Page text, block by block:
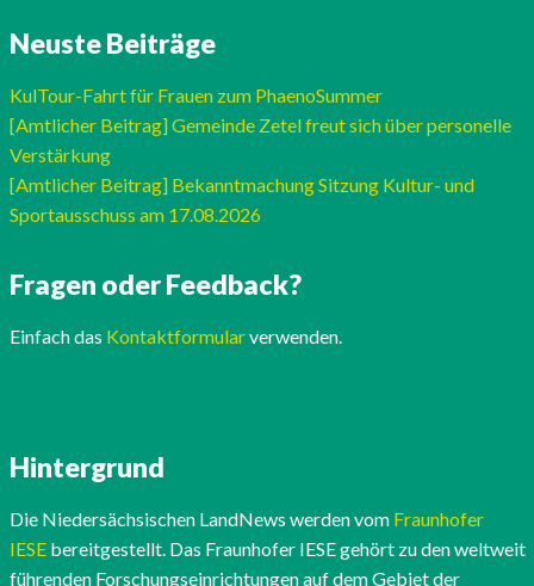
Neuste Beiträge
KulTour-Fahrt für Frauen zum PhaenoSummer
[Amtlicher Beitrag] Gemeinde Zetel freut sich über personelle
Verstärkung
[Amtlicher Beitrag] Bekanntmachung Sitzung Kultur- und
Sportausschuss am 17.08.2026
Fragen oder Feedback?
Einfach das Kontaktformularverwenden.
Hintergrund
Die Niedersächsischen LandNews werden vom Fraunhofer
IESEbereitgestellt. Das Fraunhofer IESE gehört zu den weltweit
führenden Forschungseinrichtungen auf dem Gebiet der